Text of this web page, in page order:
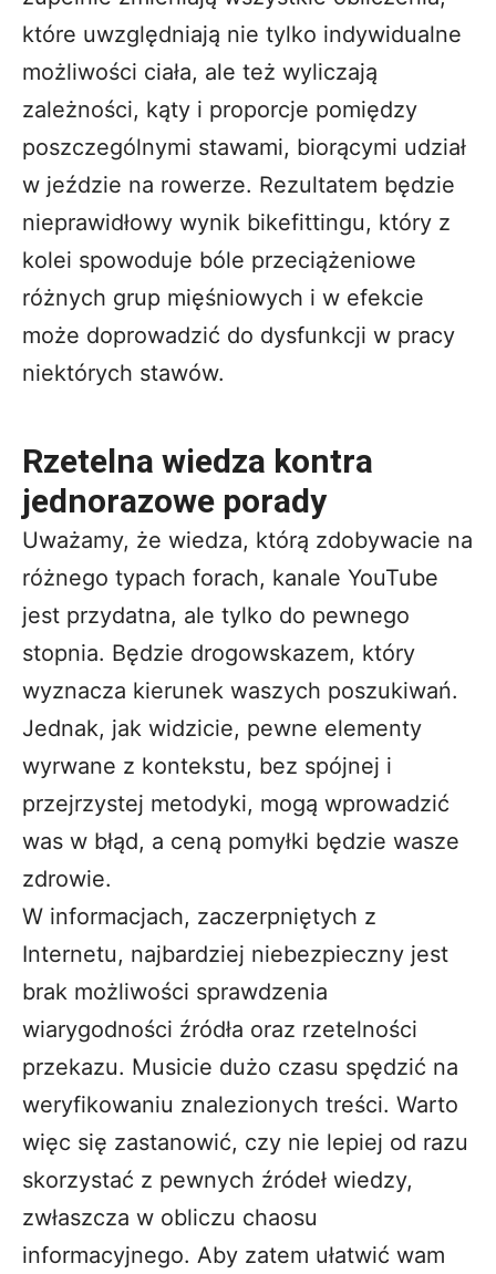
które uwzględniają nie tylko indywidualne
możliwości ciała, ale też wyliczają
zależności, kąty i proporcje pomiędzy
poszczególnymi stawami, biorącymi udział
w jeździe na rowerze. Rezultatem będzie
nieprawidłowy wynik bikefittingu, który z
kolei spowoduje bóle przeciążeniowe
różnych grup mięśniowych i w efekcie
może doprowadzić do dysfunkcji w pracy
niektórych stawów.
Rzetelna wiedza kontra
jednorazowe porady
Uważamy, że wiedza, którą zdobywacie na
różnego typach forach, kanale YouTube
jest przydatna, ale tylko do pewnego
stopnia. Będzie drogowskazem, który
wyznacza kierunek waszych poszukiwań.
Jednak, jak widzicie, pewne elementy
wyrwane z kontekstu, bez spójnej i
przejrzystej metodyki, mogą wprowadzić
was w błąd, a ceną pomyłki będzie wasze
zdrowie.
W informacjach, zaczerpniętych z
Internetu, najbardziej niebezpieczny jest
brak możliwości sprawdzenia
wiarygodności źródła oraz rzetelności
przekazu. Musicie dużo czasu spędzić na
weryfikowaniu znalezionych treści. Warto
więc się zastanowić, czy nie lepiej od razu
skorzystać z pewnych źródeł wiedzy,
zwłaszcza w obliczu chaosu
informacyjnego. Aby zatem ułatwić wam